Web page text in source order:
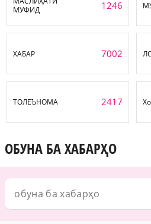
МУФИД
1246
ХАБАР 7002
ТОЛЕЪНОМА 2417
ОБУНА БА ХАБАРҲО